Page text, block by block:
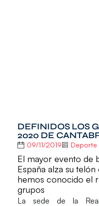
DEFINIDOS LOS
2020 DE
09/11/2019 Deporte
El mayor evento de
España alza su
hemos conocido el
grupos
La sede de la